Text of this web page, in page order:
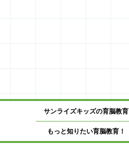
サンライズキッズの育脳教育
もっと知りたい育脳教育！